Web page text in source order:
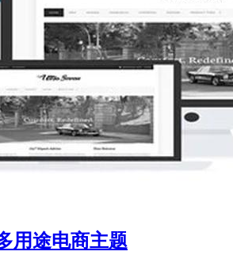
用途电商主题